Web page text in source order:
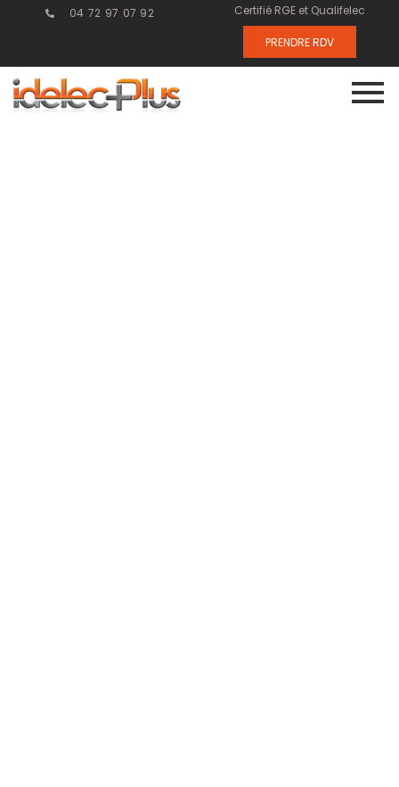
04 72 97 07 92 Certifié RGE et Qualifelec
PRENDRE RDV